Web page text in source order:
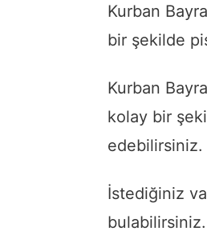
Kurban
bir şekilde
Kurban
kolay bir
edebilirsiniz.
İstediğiniz
bulabilirsiniz.